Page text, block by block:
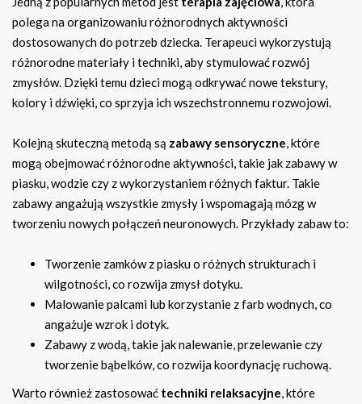
polega na organizowaniu różnorodnych aktywności
dostosowanych do potrzeb dziecka. Terapeuci wykorzystują
różnorodne materiały i techniki, aby stymulować rozwój
zmysłów. Dzięki temu dzieci mogą odkrywać nowe tekstury,
kolory i dźwięki, co sprzyja ich wszechstronnemu rozwojowi.
Kolejną skuteczną metodą są zabawy sensoryczne, które
mogą obejmować różnorodne aktywności, takie jak zabawy w
piasku, wodzie czy z wykorzystaniem różnych faktur. Takie
zabawy angażują wszystkie zmysły i wspomagają mózg w
tworzeniu nowych połączeń neuronowych. Przykłady zabaw to:
Tworzenie zamków z piasku o różnych strukturach i
wilgotności, co rozwija zmysł dotyku.
Malowanie palcami lub korzystanie z farb wodnych, co
angażuje wzrok i dotyk.
Zabawy z wodą, takie jak nalewanie, przelewanie czy
tworzenie bąbelków, co rozwija koordynację ruchową.
Warto również zastosować techniki relaksacyjne, które